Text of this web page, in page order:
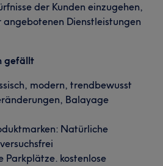
der Kunden einzugehen,
Dienstleistungen
gefällt
modern, trendbewusst
Balayage
Natürliche
Parkplätze. kostenlose